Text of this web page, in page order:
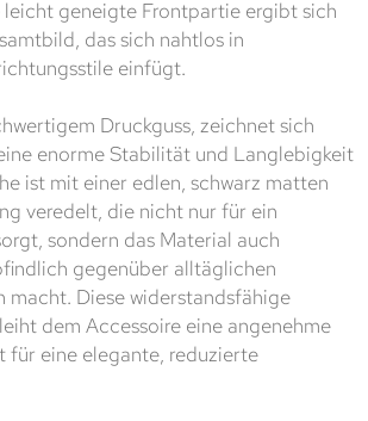
leicht geneigte Frontpartie ergibt sich
das sich nahtlos in
einfügt.
Druckguss, zeichnet sich
enorme Stabilität und Langlebigkeit
ist mit einer edlen, schwarz matten
veredelt, die nicht nur für ein
sondern das Material auch
gegenüber alltäglichen
macht. Diese widerstandsfähige
dem Accessoire eine angenehme
für eine elegante, reduzierte